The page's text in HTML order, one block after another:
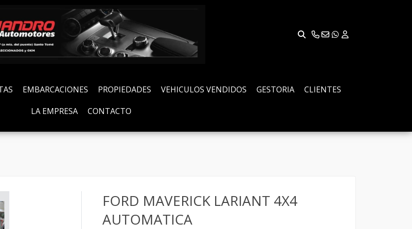
EMBARCACIONES PROPIEDADES VEHICULOS VENDIDOS GESTORIA
CLIENTES
LA EMPRESA
CONTACTO
FORD MAVERICK LARIANT 4X4
AUTOMATICA